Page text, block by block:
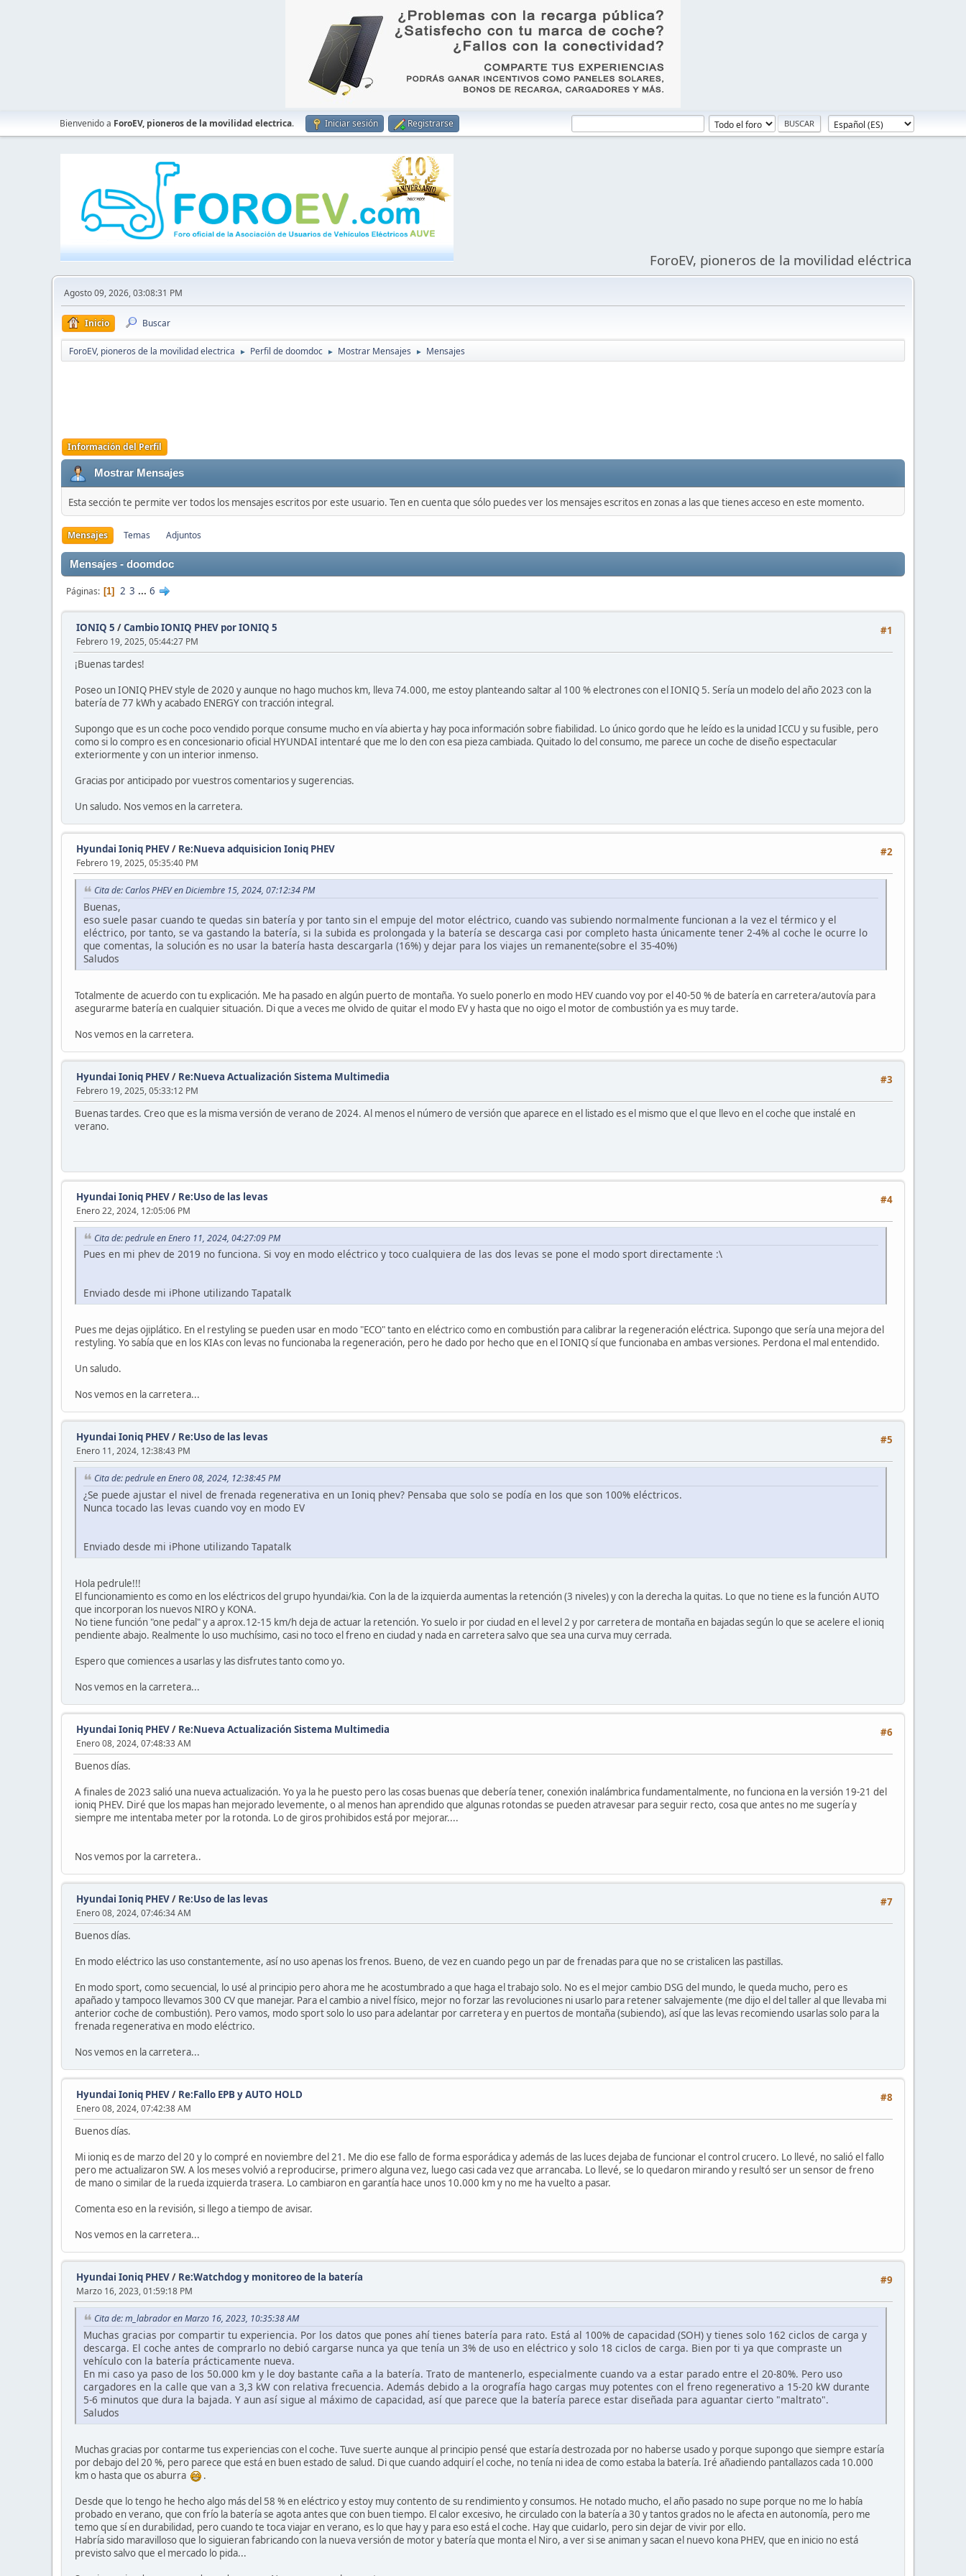
Bienvenido a ForoEV, pioneros de la movilidad electrica. Iniciar sesión Registrarse
ForoEV, pioneros de la movilidad eléctrica
Agosto 09, 2026, 03:08:31 PM
Inicio Buscar
ForoEV, pioneros de la movilidad electrica ► Perfil de doomdoc ► Mostrar Mensajes ► Mensajes
Información del Perfil
Mostrar Mensajes
Esta sección te permite ver todos los mensajes escritos por este usuario. Ten en cuenta que sólo puedes ver los mensajes escritos en zonas a las que tienes acceso en este momento.
Mensajes Temas Adjuntos
Mensajes - doomdoc
Páginas 1 2 3 ... 6
#1
IONIQ 5 /Cambio IONIQ PHEV por IONIQ 5
Febrero 19, 2025, 05:44:27 PM
¡Buenas tardes!
Poseo un IONIQ PHEV style de 2020 y aunque no hago muchos km, lleva 74.000, me estoy planteando saltar al 100 % electrones con el IONIQ 5. Sería un modelo del año 2023 con la
batería de 77 kWh y acabado ENERGY con tracción integral.
Supongo que es un coche poco vendido porque consume mucho en vía abierta y hay poca información sobre fiabilidad. Lo único gordo que he leído es la unidad ICCU y su fusible, pero
como si lo compro es en concesionario oficial HYUNDAI intentaré que me lo den con esa pieza cambiada. Quitado lo del consumo, me parece un coche de diseño espectacular
exteriormente y con un interior inmenso.
Gracias por anticipado por vuestros comentarios y sugerencias.
Un saludo. Nos vemos en la carretera.
#2
Hyundai Ioniq PHEV/ Re:Nueva adquisicion Ioniq PHEV
Febrero 19, 2025, 05:35:40 PM
Cita de: Carlos PHEV en Diciembre 15, 2024, 07:12:34 PM
Buenas,
eso suele pasar cuando te quedas sin batería y por tanto sin el empuje del motor eléctrico, cuando vas subiendo normalmente funcionan a la vez el térmico y el
eléctrico, por tanto, se va gastando la batería, si la subida es prolongada y la batería se descarga casi por completo hasta únicamente tener 2-4% al coche le ocurre lo
que comentas, la solución es no usar la batería hasta descargarla (16%) y dejar para los viajes un remanente(sobre el 35-40%)
Saludos
Totalmente de acuerdo con tu explicación. Me ha pasado en algún puerto de montaña. Yo suelo ponerlo en modo HEV cuando voy por el 40-50 % de batería en carretera/autovía para
asegurarme batería en cualquier situación. Di que a veces me olvido de quitar el modo EV y hasta que no oigo el motor de combustión ya es muy tarde.
Nos vemos en la carretera.
#3
Hyundai Ioniq PHEV/ Re:Nueva Actualización Sistema Multimedia
Febrero 19, 2025, 05:33:12 PM
Buenas tardes. Creo que es la misma versión de verano de 2024. Al menos el número de versión que aparece en el listado es el mismo que el que llevo en el coche que instalé en
verano.
#4
Hyundai Ioniq PHEV/ Re:Uso de las levas
Enero 22, 2024, 12:05:06 PM
Cita de: pedrule en Enero 11, 2024, 04:27:09 PM
Pues en mi phev de 2019 no funciona. Si voy en modo eléctrico y toco cualquiera de las dos levas se pone el modo sport directamente :\
Enviado desde mi iPhone utilizando Tapatalk
Pues me dejas ojiplático. En el restyling se pueden usar en modo "ECO" tanto en eléctrico como en combustión para calibrar la regeneración eléctrica. Supongo que sería una mejora del
restyling. Yo sabía que en los KIAs con levas no funcionaba la regeneración, pero he dado por hecho que en el IONIQ sí que funcionaba en ambas versiones. Perdona el mal entendido.
Un saludo.
Nos vemos en la carretera...
#5
Hyundai Ioniq PHEV/ Re:Uso de las levas
Enero 11, 2024, 12:38:43 PM
Cita de: pedrule en Enero 08, 2024, 12:38:45 PM
¿Se puede ajustar el nivel de frenada regenerativa en un Ioniq phev? Pensaba que solo se podía en los que son 100% eléctricos.
Nunca tocado las levas cuando voy en modo EV
Enviado desde mi iPhone utilizando Tapatalk
Hola pedrule!!!
El funcionamiento es como en los eléctricos del grupo hyundai/kia. Con la de la izquierda aumentas la retención (3 niveles) y con la derecha la quitas. Lo que no tiene es la función AUTO
que incorporan los nuevos NIRO y KONA.
No tiene función "one pedal" y a aprox.12-15 km/h deja de actuar la retención. Yo suelo ir por ciudad en el level 2 y por carretera de montaña en bajadas según lo que se acelere el ioniq
pendiente abajo. Realmente lo uso muchísimo, casi no toco el freno en ciudad y nada en carretera salvo que sea una curva muy cerrada.
Espero que comiences a usarlas y las disfrutes tanto como yo.
Nos vemos en la carretera...
#6
Hyundai Ioniq PHEV/ Re:Nueva Actualización Sistema Multimedia
Enero 08, 2024, 07:48:33 AM
Buenos días.
A finales de 2023 salió una nueva actualización. Yo ya la he puesto pero las cosas buenas que debería tener, conexión inalámbrica fundamentalmente, no funciona en la versión 19-21 del
ioniq PHEV. Diré que los mapas han mejorado levemente, o al menos han aprendido que algunas rotondas se pueden atravesar para seguir recto, cosa que antes no me sugería y
siempre me intentaba meter por la rotonda. Lo de giros prohibidos está por mejorar....
Nos vemos por la carretera..
#7
Hyundai Ioniq PHEV/ Re:Uso de las levas
Enero 08, 2024, 07:46:34 AM
Buenos días.
En modo eléctrico las uso constantemente, así no uso apenas los frenos. Bueno, de vez en cuando pego un par de frenadas para que no se cristalicen las pastillas.
En modo sport, como secuencial, lo usé al principio pero ahora me he acostumbrado a que haga el trabajo solo. No es el mejor cambio DSG del mundo, le queda mucho, pero es
apañado y tampoco llevamos 300 CV que manejar. Para el cambio a nivel físico, mejor no forzar las revoluciones ni usarlo para retener salvajemente (me dijo el del taller al que llevaba mi
anterior coche de combustión). Pero vamos, modo sport solo lo uso para adelantar por carretera y en puertos de montaña (subiendo), así que las levas recomiendo usarlas solo para la
frenada regenerativa en modo eléctrico.
Nos vemos en la carretera...
#8
Hyundai Ioniq PHEV/ Re:Fallo EPB y AUTO HOLD
Enero 08, 2024, 07:42:38 AM
Buenos días.
Mi ioniq es de marzo del 20 y lo compré en noviembre del 21. Me dio ese fallo de forma esporádica y además de las luces dejaba de funcionar el control crucero. Lo llevé, no salió el fallo
pero me actualizaron SW. A los meses volvió a reproducirse, primero alguna vez, luego casi cada vez que arrancaba. Lo llevé, se lo quedaron mirando y resultó ser un sensor de freno
de mano o similar de la rueda izquierda trasera. Lo cambiaron en garantía hace unos 10.000 km y no me ha vuelto a pasar.
Comenta eso en la revisión, si llego a tiempo de avisar.
Nos vemos en la carretera...
#9
Hyundai Ioniq PHEV/ Re:Watchdog y monitoreo de la batería
Marzo 16, 2023, 01:59:18 PM
Cita de: m_labrador en Marzo 16, 2023, 10:35:38 AM
Muchas gracias por compartir tu experiencia. Por los datos que pones ahí tienes batería para rato. Está al 100% de capacidad (SOH) y tienes solo 162 ciclos de carga y
descarga. El coche antes de comprarlo no debió cargarse nunca ya que tenía un 3% de uso en eléctrico y solo 18 ciclos de carga. Bien por ti ya que compraste un
vehículo con la batería prácticamente nueva.
En mi caso ya paso de los 50.000 km y le doy bastante caña a la batería. Trato de mantenerlo, especialmente cuando va a estar parado entre el 20-80%. Pero uso
cargadores en la calle que van a 3,3 kW con relativa frecuencia. Además debido a la orografía hago cargas muy potentes con el freno regenerativo a 15-20 kW durante
5-6 minutos que dura la bajada. Y aun así sigue al máximo de capacidad, así que parece que la batería parece estar diseñada para aguantar cierto "maltrato".
Saludos
Muchas gracias por contarme tus experiencias con el coche. Tuve suerte aunque al principio pensé que estaría destrozada por no haberse usado y porque supongo que siempre estaría
por debajo del 20 %, pero parece que está en buen estado de salud. Di que cuando adquirí el coche, no tenía ni idea de como estaba la batería. Iré añadiendo pantallazos cada 10.000
km o hasta que os aburra
.
Desde que lo tengo he hecho algo más del 58 % en eléctrico y estoy muy contento de su rendimiento y consumos. He notado mucho, el año pasado no supe porque no me lo había
probado en verano, que con frío la batería se agota antes que con buen tiempo. El calor excesivo, he circulado con la batería a 30 y tantos grados no le afecta en autonomía, pero me
temo que sí en durabilidad, pero cuando te toca viajar en verano, es lo que hay y para eso está el coche. Hay que cuidarlo, pero sin dejar de vivir por ello.
Habría sido maravilloso que lo siguieran fabricando con la nueva versión de motor y batería que monta el Niro, a ver si se animan y sacan el nuevo kona PHEV, que en inicio no está
previsto salvo que el mercado lo pida...